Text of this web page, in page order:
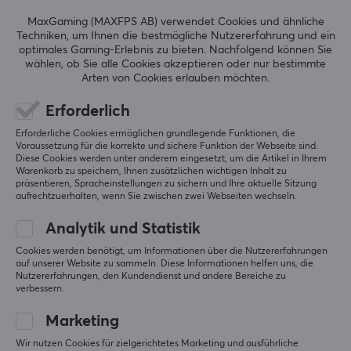
Höhe
38 mm
Tiefe
Gewicht
52 g
Original anzeigen
Pulsar X2-V2 Premium Kabellose Gaming Maus - Mini - Weiß
vor 2 Jahren
8 Likes
kyo J
Verifizierter Käufer
Level 19
PC
das ist leicht die beste maus, da ich diese sowie op1
8k mainen
ohne Zweifel die beste, die du kaufen kannst, wenn
neuester sensor
gute clicks
MaxGaming (MAXFPS AB) verwendet Cookies und ähnliche
Techniken, um Ihnen die bestmögliche Nutzererfahrung und ein
optimales Gaming-Erlebnis zu bieten. Nachfolgend können Sie
wählen, ob Sie alle Cookies akzeptieren oder nur bestimmte
Arten von Cookies erlauben möchten.
Erforderlich
Erforderliche Cookies ermöglichen grundlegende Funktionen, die
Voraussetzung für die korrekte und sichere Funktion der Webseite sind.
Diese Cookies werden unter anderem eingesetzt, um die Artikel in Ihrem
Warenkorb zu speichern, Ihnen zusätzlichen wichtigen Inhalt zu
präsentieren, Spracheinstellungen zu sichern und Ihre aktuelle Sitzung
aufrechtzuerhalten, wenn Sie zwischen zwei Webseiten wechseln.
Analytik und Statistik
Cookies werden benötigt, um Informationen über die Nutzererfahrungen
auf unserer Website zu sammeln. Diese Informationen helfen uns, die
Nutzererfahrungen, den Kundendienst und andere Bereiche zu
verbessern.
Marketing
Wir nutzen Cookies für zielgerichtetes Marketing und ausführliche